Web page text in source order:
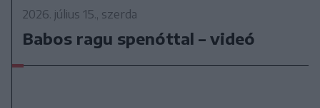
2026. július 15., szerda
Babos ragu spenóttal – videó